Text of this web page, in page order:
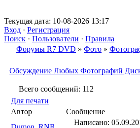
Текущая дата: 10-08-2026 13:17
Вход · Регистрация
Поиск · Пользователи · Правила
Форумы R7 DVD » Фото »
Обсуждение Любых Фотографий
Всего сообщений: 112
Для печати
Автор
Сообщение
Написано: